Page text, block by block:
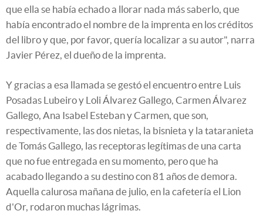
que ella se había echado a llorar nada más saberlo, que
había encontrado el nombre de la imprenta en los créditos
del libro y que, por favor, quería localizar a su autor", narra
Javier Pérez, el dueño de la imprenta.
Y gracias a esa llamada se gestó el encuentro entre Luis
Posadas Lubeiro y Loli Álvarez Gallego, Carmen Álvarez
Gallego, Ana Isabel Esteban y Carmen, que son,
respectivamente, las dos nietas, la bisnieta y la tataranieta
de Tomás Gallego, las receptoras legítimas de una carta
que no fue entregada en su momento, pero que ha
acabado llegando a su destino con 81 años de demora.
Aquella calurosa mañana de julio, en la cafetería el Lion
d'Or, rodaron muchas lágrimas.